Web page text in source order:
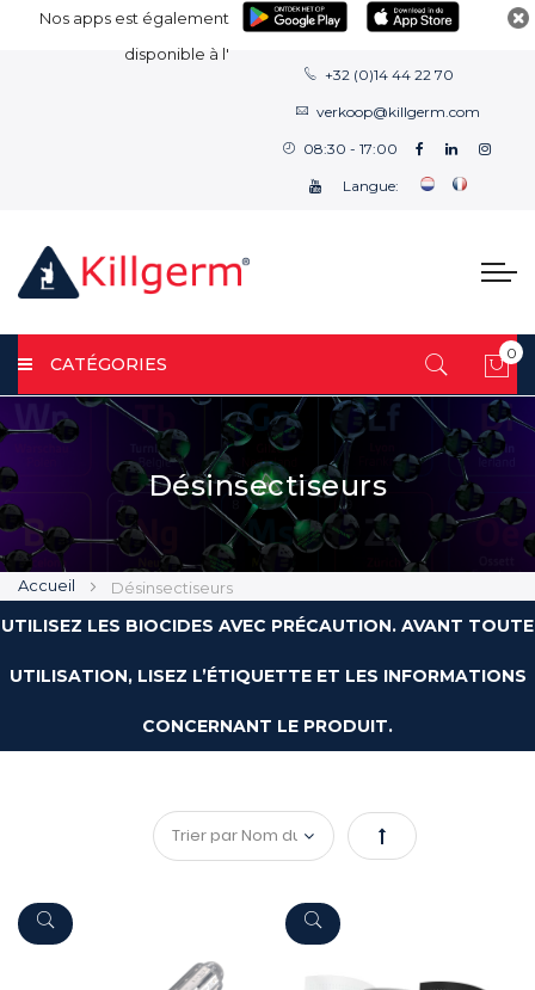
Nos apps est également
disponible à l'
+32 (0)14 44 22 70
verkoop@killgerm.com
08:30 - 17:00
Langue:
CATÉGORIES
0
Désinsectiseurs
Accueil Désinsectiseurs
UTILISEZ LES BIOCIDES AVEC PRÉCAUTION. AVANT TOUTE
UTILISATION, LISEZ L’ÉTIQUETTE ET LES INFORMATIONS
CONCERNANT LE PRODUIT.
Par